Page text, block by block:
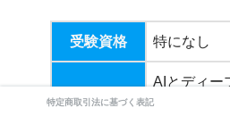
受験資格 特になし
AIとディー
礎・機械学
特定商取引法に基づく表記